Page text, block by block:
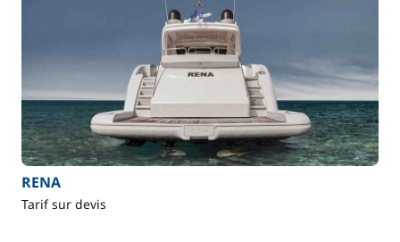
RENA
Tarif sur devis